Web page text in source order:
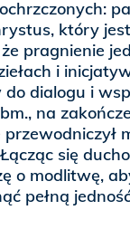
który
pragnienie
i
dialogu i
na
się
o modlitwę,
pełną